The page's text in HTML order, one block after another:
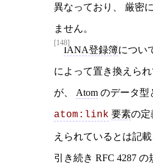
異なっており、 厳密
ません。
[148]
IANA登録簿につい
によって置き換えら
が、 Atom のデータ型
atom:link 要素の定
えられているとは記載
引き続き RFC 4287 の